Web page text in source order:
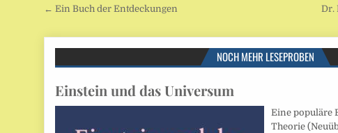
Beitragsnavigation
← Ein Buch der Entdeckungen Dr.
NOCH MEHR LESEPROBEN
Einstein und das Universum
Eine populäre
Theorie